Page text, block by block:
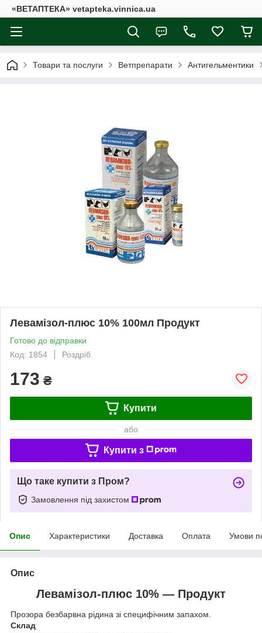
«ВЕТАПТЕКА» vetapteka.vinnica.ua
Товари та послуги Ветпрепарати Антигельментики
Левамізол-плюс 10% 100мл Продукт
Готово до відправки
Код: 1854
Роздріб
173 ₴
Купити
або
Купити з
Що таке купити з Пром?
Замовлення під захистом
Опис Характеристики Доставка Оплата Умови
Опис
Левамізол-плюс 10% — Продукт
Прозора безбарвна рідина зі специфічним запахом.
Склад